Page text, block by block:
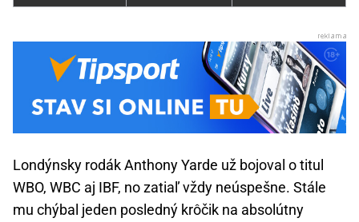
Londýnsky rodák Anthony Yarde už bojoval o titul
WBO, WBC aj IBF, no zatiaľ vždy neúspešne. Stále
mu chýbal jeden posledný krôčik na absolútny